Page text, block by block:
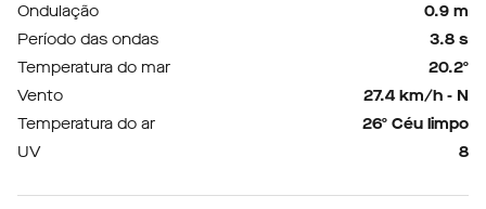
Ondulação
0.9 m
Período das ondas
3.8 s
Temperatura do mar
20.2º
Vento
27.4 km/h - N
Temperatura do ar
26º Céu limpo
UV
8